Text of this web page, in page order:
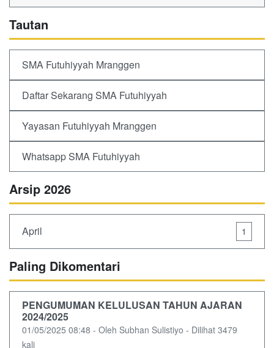
Tautan
SMA Futuhiyyah Mranggen
Daftar Sekarang SMA Futuhiyyah
Yayasan Futuhiyyah Mranggen
Whatsapp SMA Futuhiyyah
Arsip 2026
April 1
Paling Dikomentari
PENGUMUMAN KELULUSAN TAHUN AJARAN
2024/2025
01/05/2025 08:48 - Oleh Subhan Sulistiyo - Dilihat 3479
kali